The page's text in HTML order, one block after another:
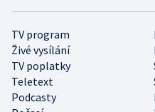
TV program
Živé vysílání
TV poplatky
Teletext
Podcasty